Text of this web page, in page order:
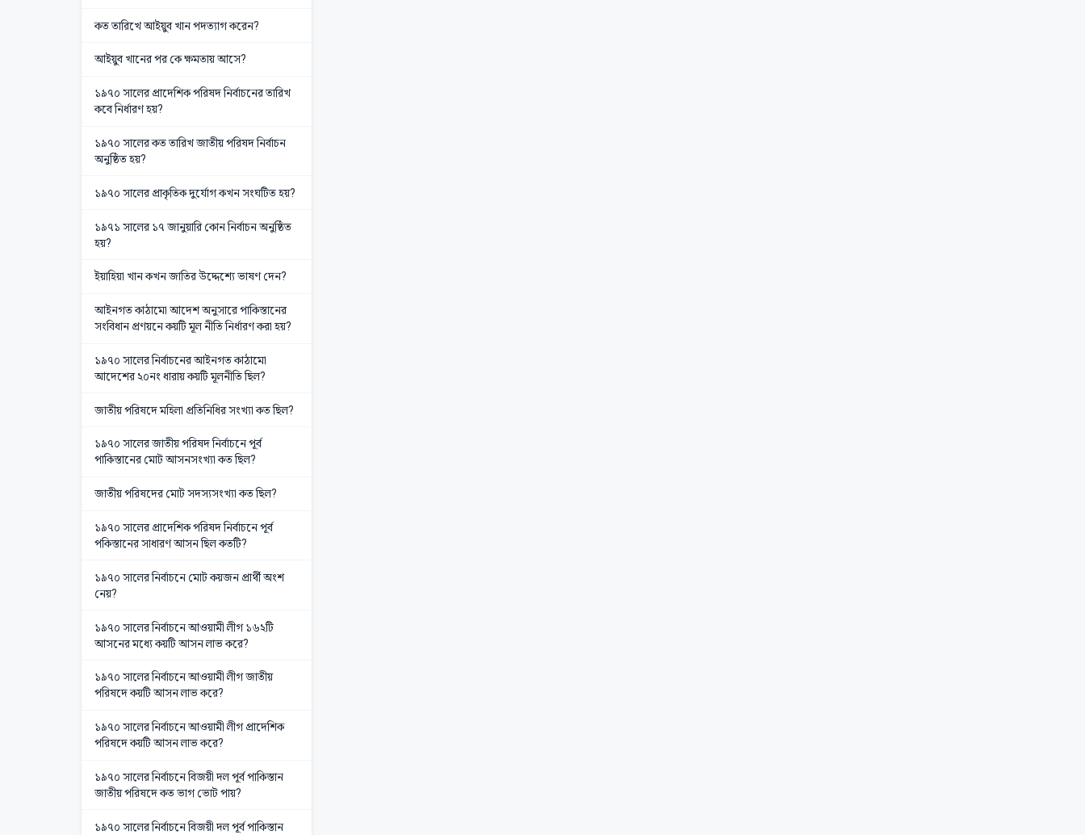
কত তারিখে আইয়ুব খান পদত্যাগ করেন?
আইয়ুব খানের পর কে ক্ষমতায় আসে?
১৯৭০ সালের প্রাদেশিক পরিষদ নির্বাচনের তারিখ
কবে নির্ধারণ হয়?
১৯৭০ সালের কত তারিখ জাতীয় পরিষদ নির্বাচন
অনুষ্ঠিত হয়?
১৯৭০ সালের প্রাকৃতিক দুর্যোগ কখন সংঘটিত হয়?
১৯৭১ সালের ১৭ জানুয়ারি কোন নির্বাচন অনুষ্ঠিত
হয়?
ইয়াহিয়া খান কখন জাতির উদ্দেশ্যে ভাষণ দেন?
আইনগত কাঠামো আদেশ অনুসারে পাকিস্তানের
সংবিধান প্রণয়নে কয়টি মূল নীতি নির্ধারণ করা হয়?
১৯৭০ সালের নির্বাচনের আইনগত কাঠামো
আদেশের ২০নং ধারায় কয়টি মূলনীতি ছিল?
জাতীয় পরিষদে মহিলা প্রতিনিধির সংখ্যা কত ছিল?
১৯৭০ সালের জাতীয় পরিষদ নির্বাচনে পূর্ব
পাকিস্তানের মোট আসনসংখ্যা কত ছিল?
জাতীয় পরিষদের মোট সদস্যসংখ্যা কত ছিল?
১৯৭০ সালের প্রাদেশিক পরিষদ নির্বাচনে পূর্ব
পকিস্তানের সাধারণ আসন ছিল কতটি?
১৯৭০ সালের নির্বাচনে মোট কয়জন প্রার্থী অংশ
নেয়?
১৯৭০ সালের নির্বাচনে আওয়ামী লীগ ১৬২টি
আসনের মধ্যে কয়টি আসন লাভ করে?
১৯৭০ সালের নির্বাচনে আওয়ামী লীগ জাতীয়
পরিষদে কয়টি আসন লাভ করে?
১৯৭০ সালের নির্বাচনে আওয়ামী লীগ প্রাদেশিক
পরিষদে কয়টি আসন লাভ করে?
১৯৭০ সালের নির্বাচনে বিজয়ী দল পূর্ব পাকিস্তান
জাতীয় পরিষদে কত ভাগ ভোট পায়?
১৯৭০ সালের নির্বাচনে বিজয়ী দল পূর্ব পাকিস্তান